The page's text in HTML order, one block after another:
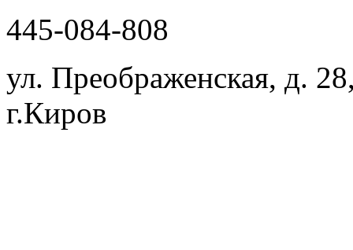
445-084-808
ул. Преображенская, д.
г.Киров